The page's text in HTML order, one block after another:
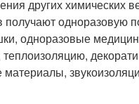
других химических
получают одноразовую
одноразовые
материалы,